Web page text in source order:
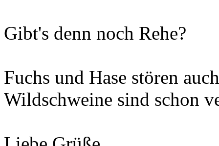
Gibt's denn noch Rehe?
Fuchs und Hase stören
Wildschweine sind schon